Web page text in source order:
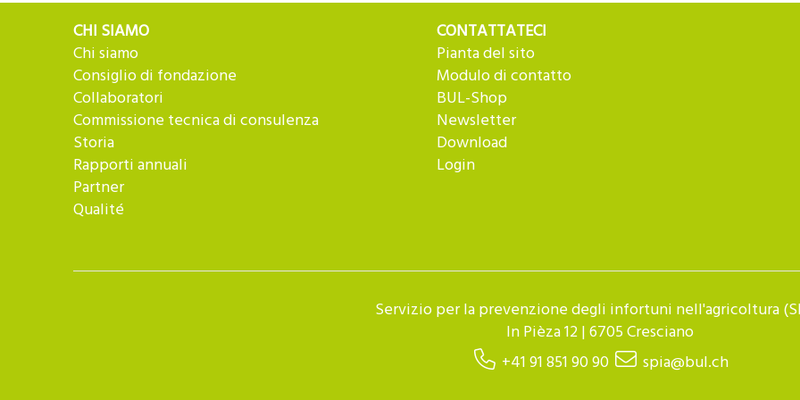
CHI SIAMO
Chi siamo
Consiglio di fondazione
Collaboratori
Commissione tecnica di consulenza
Storia
Rapporti annuali
Partner
Qualité
CONTATTATECI
Pianta del sito
Modulo di contatto
BUL-Shop
Newsletter
Download
Login
Servizio per la prevenzione degli infortuni nell'agricoltura
In Pièza 12 | 6705 Cresciano
+41 91 851 90 90
spia@bul.ch